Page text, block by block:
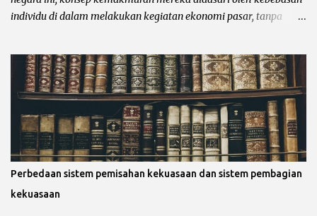
individu di dalam melakukan kegiatan ekonomi pasar, tanpa
berkreasi dalam bidang ekonomi tanpa diikut campur oleh
pemerintah, maka dengan sendirinya akan memakmurkan
negara dan rakyatnya. 2. Solidaritas Sosial Konsep solidaritas
sosial tidak lepas dari ideologi sosialisme atau Komunisme.
Menurut mereka konsep kemakmuran adalah dengan adanya
kesetaraan antar semua rakyat yang dikontrol oleh pemerintah
pusat. Artinya semua kekayaan suatu negara adalah milik
Perbedaan sistem pemisahan kekuasaan dan sistem pembagian
kekuasaan